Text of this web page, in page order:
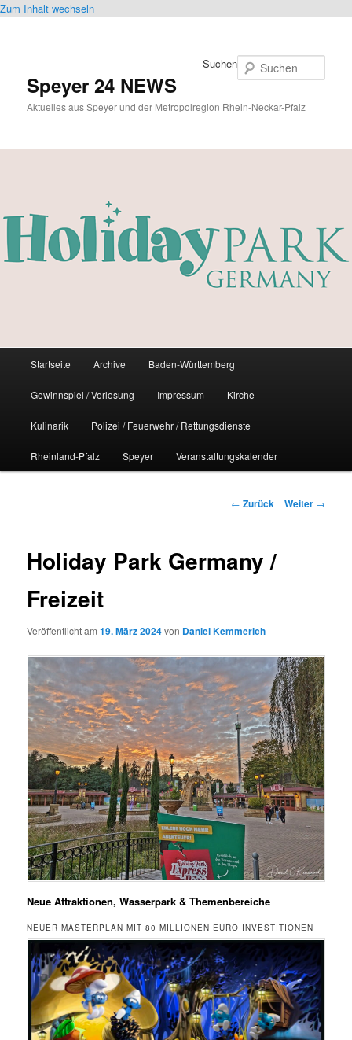
Zum Inhalt wechseln
Speyer 24 NEWS
Aktuelles aus Speyer und der Metropolregion Rhein-Neckar-Pfalz
Suchen
Startseite Archive Baden-Württemberg
Gewinnspiel / Verlosung Impressum Kirche
Kulinarik Polizei / Feuerwehr / Rettungsdienste
Rheinland-Pfalz Speyer Veranstaltungskalender
Beitrags-
← Zurück Weiter →
Holiday Park Germany /
Freizeit
Veröffentlicht am19. März 2024von Daniel Kemmerich
Neue Attraktionen, Wasserpark & Themenbereiche
NEUER MASTERPLAN MIT 80 MILLIONEN EURO INVESTITIONEN